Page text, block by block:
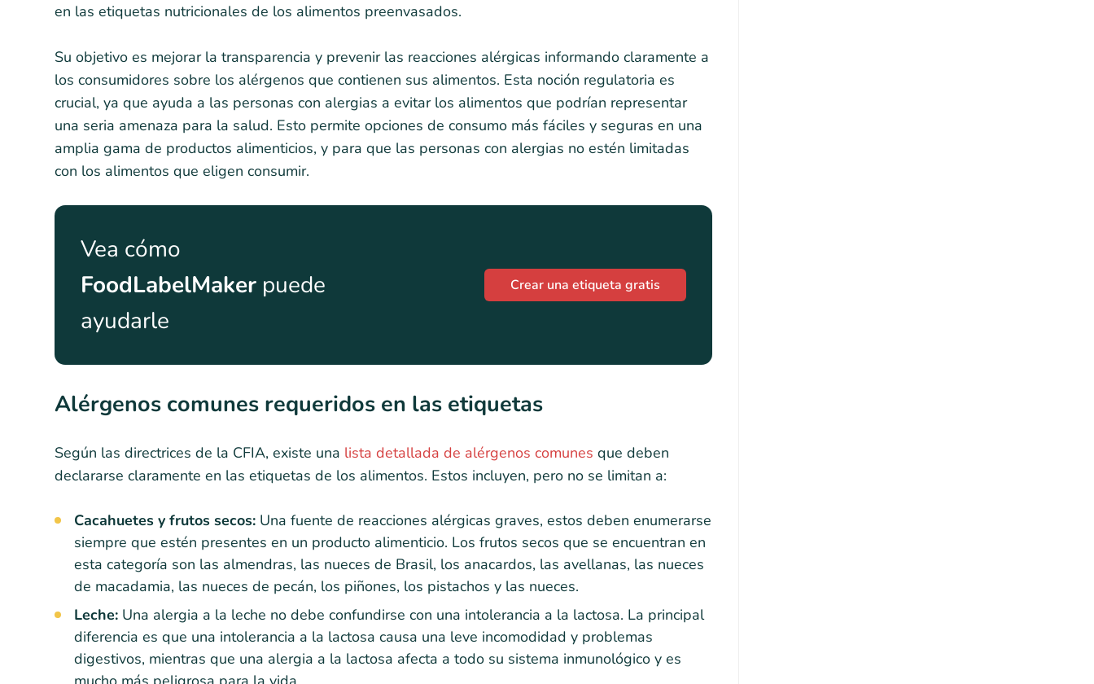
en las etiquetas nutricionales de los alimentos preenvasados.
Su objetivo es mejorar la transparencia y prevenir las reacciones alérgicas informando claramente a
los consumidores sobre los alérgenos que contienen sus alimentos. Esta noción regulatoria es
crucial, ya que ayuda a las personas con alergias a evitar los alimentos que podrían representar
una seria amenaza para la salud. Esto permite opciones de consumo más fáciles y seguras en una
amplia gama de productos alimenticios, y para que las personas con alergias no estén limitadas
con los alimentos que eligen consumir.
Vea cómo
FoodLabelMaker puede
ayudarle
Crear una etiqueta gratis
Alérgenos comunes requeridos en las etiquetas
Según las directrices de la CFIA, existe una lista detallada de alérgenos comunes que deben
declararse claramente en las etiquetas de los alimentos. Estos incluyen, pero no se limitan a:
Cacahuetes y frutos secos: Una fuente de reacciones alérgicas graves, estos deben enumerarse
siempre que estén presentes en un producto alimenticio. Los frutos secos que se encuentran en
esta categoría son las almendras, las nueces de Brasil, los anacardos, las avellanas, las nueces
de macadamia, las nueces de pecán, los piñones, los pistachos y las nueces.
Leche: Una alergia a la leche no debe confundirse con una intolerancia a la lactosa. La principal
diferencia es que una intolerancia a la lactosa causa una leve incomodidad y problemas
digestivos, mientras que una alergia a la lactosa afecta a todo su sistema inmunológico y es